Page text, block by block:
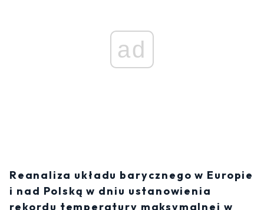
ad
Reanaliza układu barycznego w Europie
i nad Polską w dniu ustanowienia
rekordu temperatury maksymalnej w